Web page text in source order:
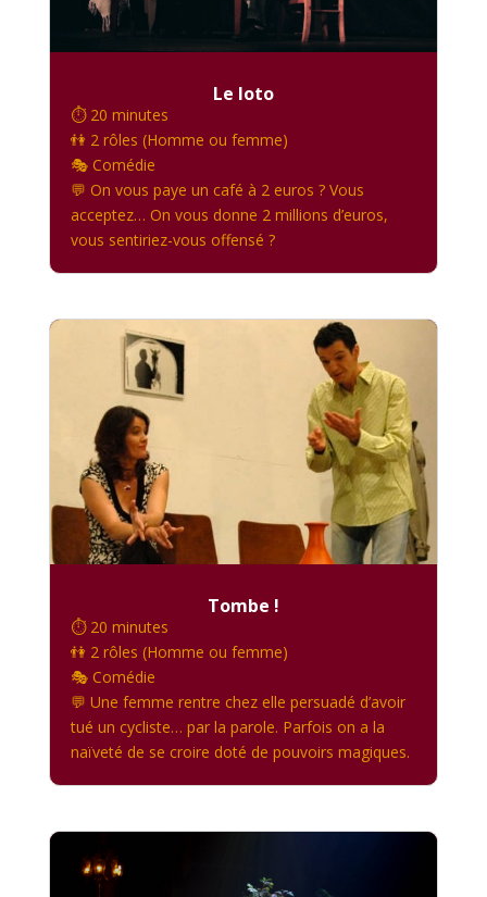
Le loto
⏱️ 20 minutes
👫 2 rôles (Homme ou femme)
🎭 Comédie
💬 On vous paye un café à 2 euros ? Vous
acceptez… On vous donne 2 millions d’euros,
vous sentiriez-vous offensé ?
Tombe !
⏱️ 20 minutes
👫 2 rôles (Homme ou femme)
🎭 Comédie
💬 Une femme rentre chez elle persuadé d’avoir
tué un cycliste… par la parole. Parfois on a la
naïveté de se croire doté de pouvoirs magiques.